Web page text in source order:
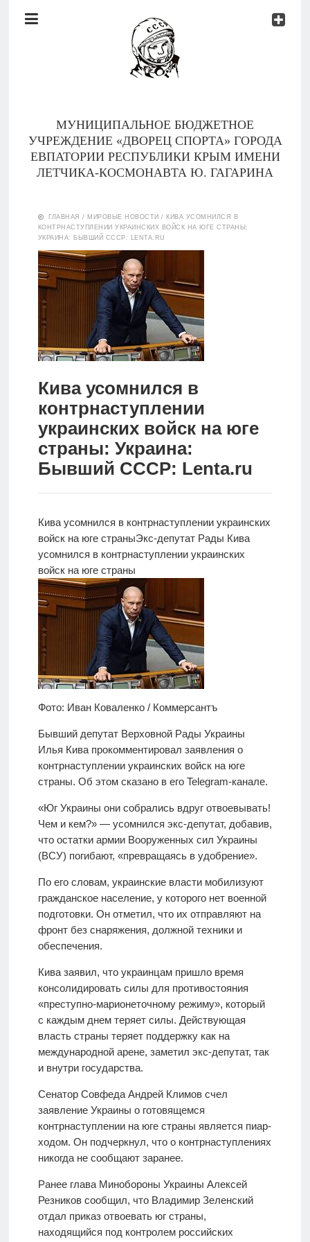
Документы
МУНИЦИПАЛЬНОЕ БЮДЖЕТНОЕ
УЧРЕЖДЕНИЕ «ДВОРЕЦ СПОРТА» ГОРОДА
ЕВПАТОРИИ РЕСПУБЛИКИ КРЫМ ИМЕНИ
ЛЕТЧИКА-КОСМОНАВТА Ю. ГАГАРИНА
Тренеры
Документы
Контакты
Родителям
О
нас
Версия для
слабовидящих
ГЛАВНАЯ / МИРОВЫЕ НОВОСТИ / КИВА УСОМНИЛСЯ В
КОНТРНАСТУПЛЕНИИ УКРАИНСКИХ ВОЙСК НА ЮГЕ СТРАНЫ:
УКРАИНА: БЫВШИЙ СССР: LENTA.RU
Кива усомнился в
контрнаступлении
украинских войск на юге
страны: Украина:
Бывший СССР: Lenta.ru
Кива усомнился в контрнаступлении украинских
войск на юге страныЭкс-депутат Рады Кива
усомнился в контрнаступлении украинских
войск на юге страны
Фото: Иван Коваленко / Коммерсантъ
Бывший депутат Верховной Рады Украины
Илья Кива прокомментировал заявления о
контрнаступлении украинских войск на юге
страны. Об этом сказано в его Telegram-канале.
«Юг Украины они собрались вдруг отвоевывать!
Чем и кем?» — усомнился экс-депутат, добавив,
что остатки армии Вооруженных сил Украины
(ВСУ) погибают, «превращаясь в удобрение».
По его словам, украинские власти мобилизуют
гражданское население, у которого нет военной
подготовки. Он отметил, что их отправляют на
фронт без снаряжения, должной техники и
обеспечения.
Кива заявил, что украинцам пришло время
консолидировать силы для противостояния
«преступно-марионеточному режиму», который
с каждым днем теряет силы. Действующая
власть страны теряет поддержку как на
международной арене, заметил экс-депутат, так
и внутри государства.
Сенатор Совфеда Андрей Климов счел
заявление Украины о готовящемся
контрнаступлении на юге страны является пиар-
ходом. Он подчеркнул, что о контрнаступлениях
никогда не сообщают заранее.
Ранее глава Минобороны Украины Алексей
Резников сообщил, что Владимир Зеленский
отдал приказ отвоевать юг страны,
находящийся под контролем российских